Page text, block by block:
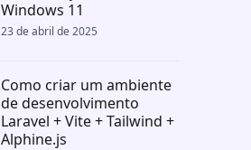
Windows 11
23 de abril de 2025
Como criar um ambiente
de desenvolvimento
Laravel + Vite + Tailwind +
Alphine.js